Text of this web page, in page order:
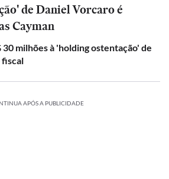
de Daniel Vorcaro é
Cayman
milhões à 'holding ostentação' de
fiscal
APÓS A PUBLICIDADE